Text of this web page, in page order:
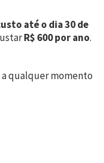
até o dia 30 de
R$ 600 por ano.
a qualquer momento